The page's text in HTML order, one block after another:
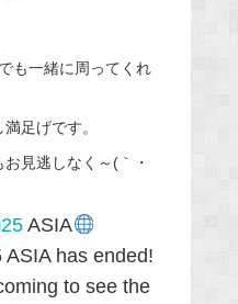
も一緒に周ってくれ
足げです。
見逃しなく～(｀・
ASIA
has ended!
to see the